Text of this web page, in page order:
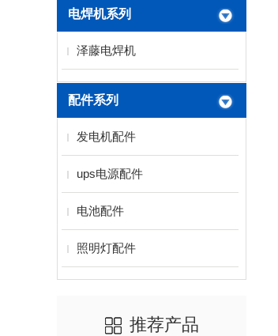
电焊机系列
泽藤电焊机
配件系列
发电机配件
ups电源配件
电池配件
照明灯配件
推荐产品